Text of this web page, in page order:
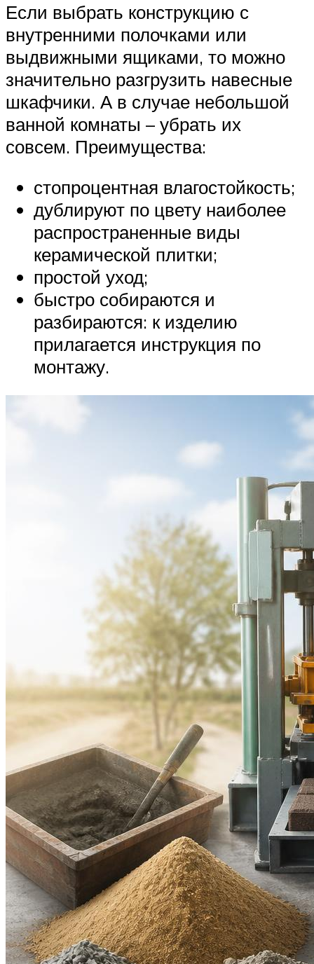
Если выбрать конструкцию с
внутренними полочками или
выдвижными ящиками, то можно
значительно разгрузить навесные
шкафчики. А в случае небольшой
ванной комнаты – убрать их
совсем. Преимущества:
стопроцентная влагостойкость;
дублируют по цвету наиболее
распространенные виды
керамической плитки;
простой уход;
быстро собираются и
разбираются: к изделию
прилагается инструкция по
монтажу.